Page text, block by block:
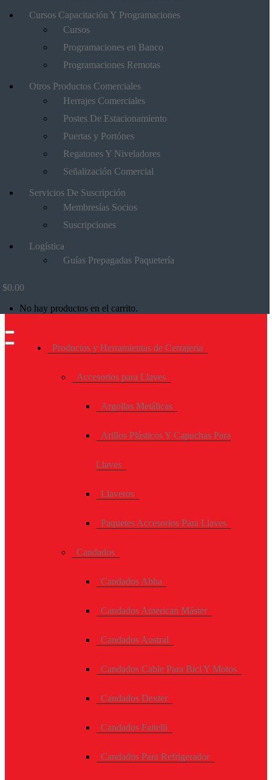
Cursos Capacitación Y Programaciones
Cursos
Programaciones en Banco
Programaciones Remotas
Otros Productos Comerciales
Herrajes Comerciales
Postes De Estacionamiento
Puertas y Portónes
Regatones Y Niveladores
Señalización Comercial
Servicios De Suscripción
Membresías Socios
Suscripciones
Logística
Guías Prepagadas Paquetería
$0.00
No hay productos en el carrito.
Productos y Herramientas de Cerrajeria
Accesorios para Llaves
Argollas Metálicas
Arillos Plásticos Y Capuchas Para
Llaves
Llaveros
Paquetes Accesorios Para Llaves
Candados
Candados Abba
Candados American Máster
Candados Austral
Candados Cable Para Bici Y Motos
Candados Dexter
Candados Faitelli
Candados Para Refrigerador